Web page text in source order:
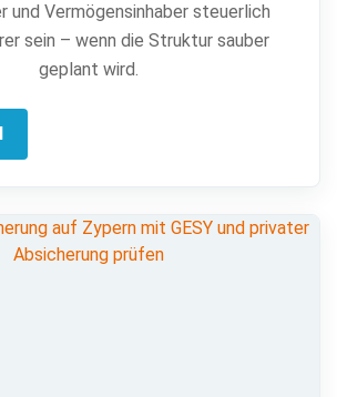
und Vermögensinhaber steuerlich
sein – wenn die Struktur sauber
geplant wird.